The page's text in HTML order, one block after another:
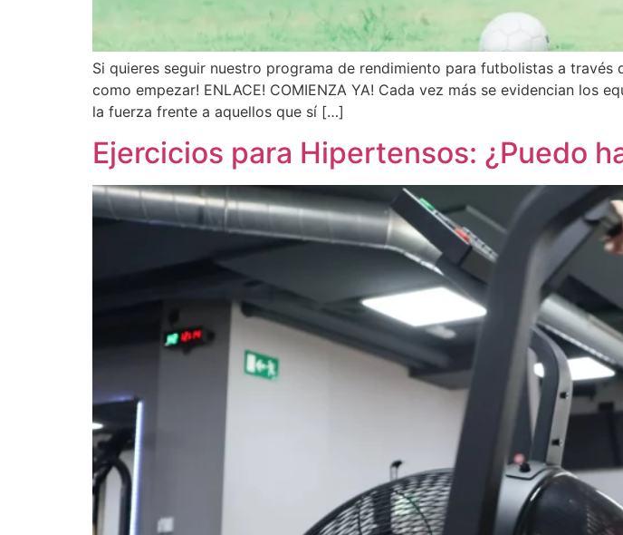
Si quieres seguir nuestro programa de rendimiento para futbolistas a
como empezar! ENLACE! COMIENZA YA! Cada vez más se evidencian los
la fuerza frente a aquellos que sí […]
Ejercicios para Hipertensos: ¿Puedo